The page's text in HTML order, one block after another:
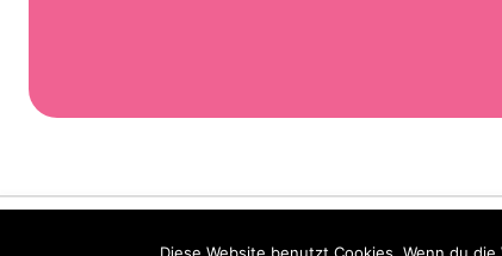
Diese Website benutzt Cookies. Wenn du